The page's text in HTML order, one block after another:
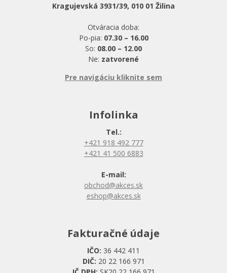
Kragujevská 3931/39, 010 01 Žilina
Otváracia doba:
Po-pia: 07.30 – 16.00
So: 08.00 – 12.00
Ne: zatvorené
Pre navigáciu kliknite sem
Infolinka
Tel.:
+421 918 492 777
+421 41 500 6883
E-mail:
obchod@akces.sk
eshop@akces.sk
Fakturačné údaje
IČO: 36 442 411
DIČ: 20 22 166 971